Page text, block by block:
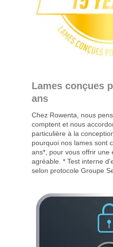
Lames conçues
ans
Chez Rowenta, nous
comptent et nous
particulière à la
pourquoi nos lames sont
ans*, pour vous offrir une
agréable. * Test interne
selon protocole Groupe